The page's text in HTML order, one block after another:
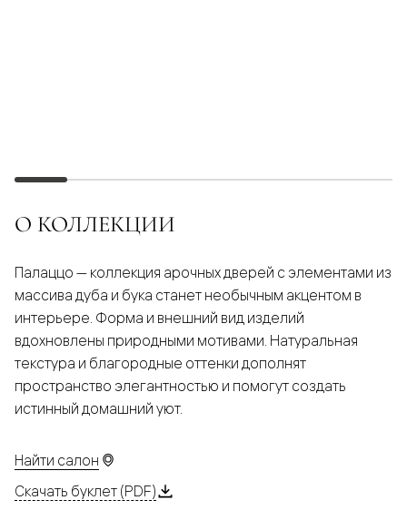
О КОЛЛЕКЦИИ
Палаццо — коллекция арочных дверей с элементами из
массива дуба и бука станет необычным акцентом в
интерьере. Форма и внешний вид изделий
вдохновлены природными мотивами. Натуральная
текстура и благородные оттенки дополнят
пространство элегантностью и помогут создать
истинный домашний уют.
Найти салон
Скачать буклет (PDF)